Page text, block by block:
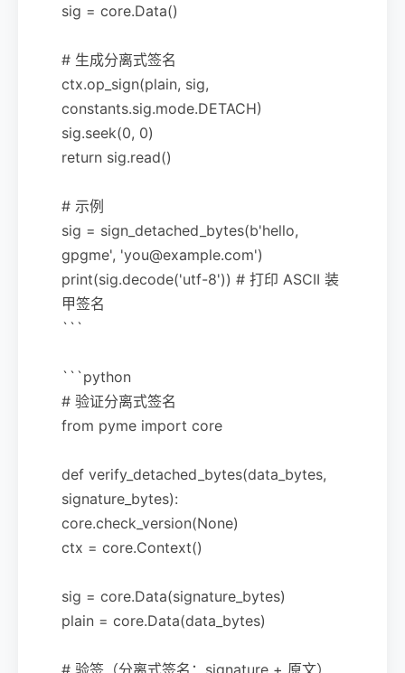
sig = core.Data()
# 生成分离式签名
ctx.op_sign(plain, sig,
constants.sig.mode.DETACH)
sig.seek(0, 0)
return sig.read()
# 示例
sig = sign_detached_bytes(b'hello,
gpgme', 'you@example.com')
print(sig.decode('utf-8')) # 打印 ASCII 装
甲签名
```
```python
# 验证分离式签名
from pyme import core
def verify_detached_bytes(data_bytes,
signature_bytes):
core.check_version(None)
ctx = core.Context()
sig = core.Data(signature_bytes)
plain = core.Data(data_bytes)
# 验签（分离式签名：signature + 原文）